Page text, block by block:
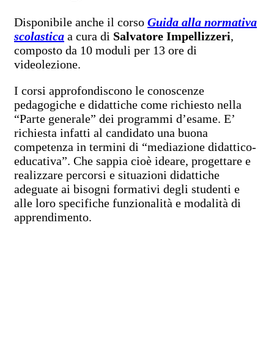
Disponibile anche il corso Guida alla normativa
scolastica a cura di Salvatore Impellizzeri,
composto da 10 moduli per 13 ore di
videolezione.
I corsi approfondiscono le conoscenze
pedagogiche e didattiche come richiesto nella
“Parte generale” dei programmi d’esame. E’
richiesta infatti al candidato una buona
competenza in termini di “mediazione didattico-
educativa”. Che sappia cioè ideare, progettare e
realizzare percorsi e situazioni didattiche
adeguate ai bisogni formativi degli studenti e
alle loro specifiche funzionalità e modalità di
apprendimento.